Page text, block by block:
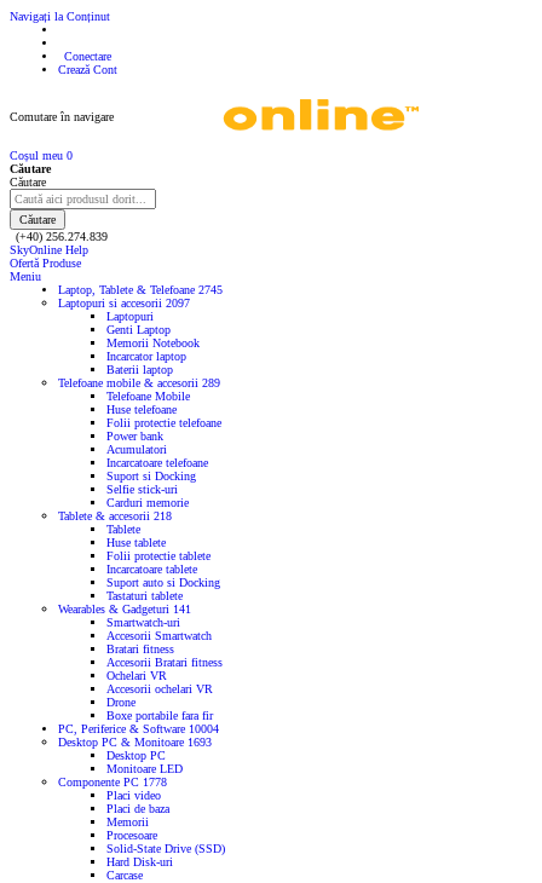
Navigați la Conținut
Conectare
Crează Cont
Comutare în navigare
Coșul meu 0
Căutare
Căutare
Căutare
(+40) 256.274.839
SkyOnline Help
Ofertă Produse
Meniu
Laptop, Tablete & Telefoane 2745
Laptopuri si accesorii 2097
Laptopuri
Genti Laptop
Memorii Notebook
Incarcator laptop
Baterii laptop
Telefoane mobile & accesorii 289
Telefoane Mobile
Huse telefoane
Folii protectie telefoane
Power bank
Acumulatori
Incarcatoare telefoane
Suport si Docking
Selfie stick-uri
Carduri memorie
Tablete & accesorii 218
Tablete
Huse tablete
Folii protectie tablete
Incarcatoare tablete
Suport auto si Docking
Tastaturi tablete
Wearables & Gadgeturi 141
Smartwatch-uri
Accesorii Smartwatch
Bratari fitness
Accesorii Bratari fitness
Ochelari VR
Accesorii ochelari VR
Drone
Boxe portabile fara fir
PC, Periferice & Software 10004
Desktop PC & Monitoare 1693
Desktop PC
Monitoare LED
Componente PC 1778
Placi video
Placi de baza
Memorii
Procesoare
Solid-State Drive (SSD)
Hard Disk-uri
Carcase